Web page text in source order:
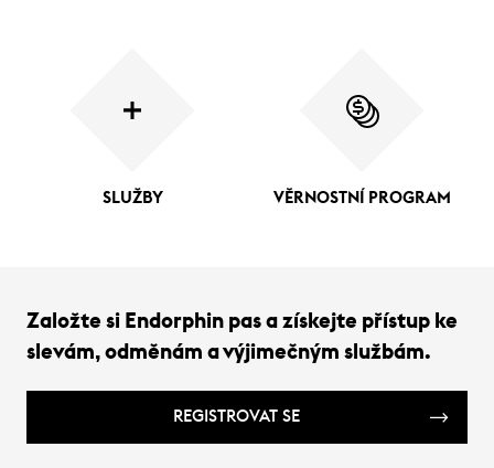
SLUŽBY VĚRNOSTNÍ PROGRAM
Založte si Endorphin pas a získejte přístup ke
slevám, odměnám a výjimečným službám.
REGISTROVAT SE